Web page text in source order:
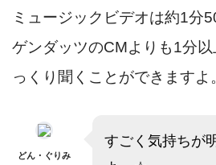
ミュージックビデオは約1分
ゲンダッツのCMよりも1分
っくり聞くことができますよ
どん・ぐりみ
すごく気持ちが